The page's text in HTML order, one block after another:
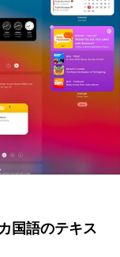
国語のテキス